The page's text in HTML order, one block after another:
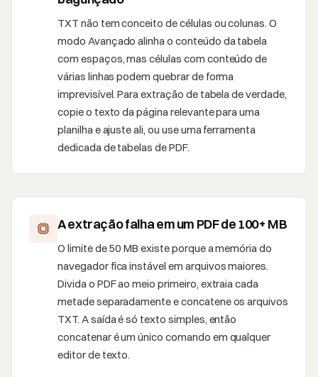
TXT não tem conceito de células ou colunas. O
modo Avançado alinha o conteúdo da tabela
com espaços, mas células com conteúdo de
várias linhas podem quebrar de forma
imprevisível. Para extração de tabela de verdade,
copie o texto da página relevante para uma
planilha e ajuste ali, ou use uma ferramenta
dedicada de tabelas de PDF.
A extração falha em um PDF de 100+ MB
O limite de 50 MB existe porque a memória do
navegador fica instável em arquivos maiores.
Divida o PDF ao meio primeiro, extraia cada
metade separadamente e concatene os arquivos
TXT. A saída é só texto simples, então
concatenar é um único comando em qualquer
editor de texto.